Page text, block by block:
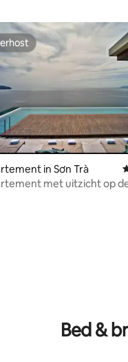
van 4,93 op 5, 95
in Sơn Trà
met uitzicht op
Bed &